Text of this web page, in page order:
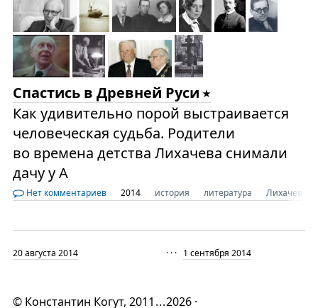
Спастись в Древней Руси
Как удивительно порой выстраивается
человеческая судьба. Родители
во времена детства Лихачева снимали
дачу у А
Нет комментариев 2014 история литература Лихачев
20 августа 2014 · · · 1 сентября 2014
© Константин Когут, 2011 ...2026 ·